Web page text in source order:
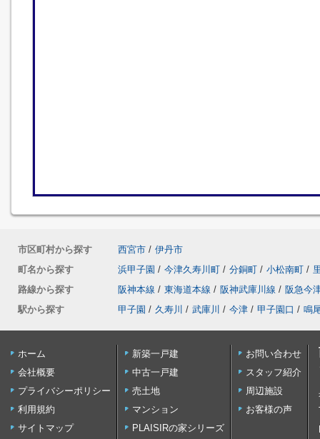
市区町村から探す 西宮市 / 伊丹市
町名から探す
浜甲子園 / 今津久寿川町 / 分銅町 / 小松南町 /
路線から探す
阪神本線 / 東海道本線 / 阪神武庫川線 / 阪急今
駅から探す
甲子園 / 久寿川 / 武庫川 / 今津 / 甲子園口 / 鳴
ホーム
会社概要
プライバシーポリシー
利用規約
サイトマップ
新築一戸建
中古一戸建
売土地
マンション
PLAISIRの家シリーズ
お問い合わせ
スタッフ紹介
周辺施設
お客様の声